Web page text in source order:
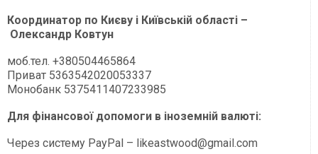
Координатор по Києву і Київській області –
Олександр Ковтун
моб.тел. +380504465864
Приват 5363542020053337
Монобанк 5375411407233985
Для фінансової допомоги в іноземній валюті:
Через систему PayPal – likeastwood@gmail.com